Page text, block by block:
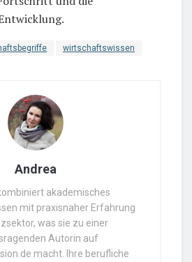
wirtschaftswissen
Andrea
akademisches
mit praxisnaher Erfahrung
was sie zu einer
Autorin auf
macht. Ihre berufliche